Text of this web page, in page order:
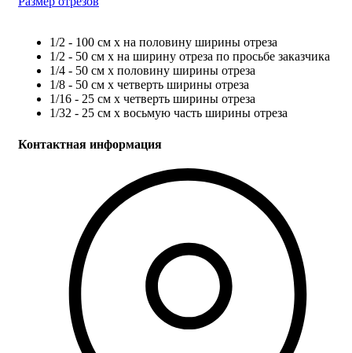
1/2 - 100 см х на половину ширины отреза
1/2 - 50 см х на ширину отреза по просьбе заказчика
1/4 - 50 см х половину ширины отреза
1/8 - 50 см х четверть ширины отреза
1/16 - 25 см х четверть ширины отреза
1/32 - 25 см х восьмую часть ширины отреза
Контактная информация